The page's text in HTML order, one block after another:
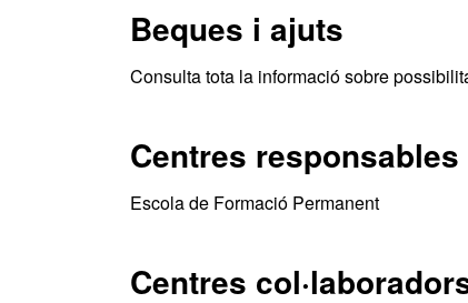
Beques i ajuts
Consulta tota la informació sobre
Centres responsables
Escola de Formació Permanent
Centres